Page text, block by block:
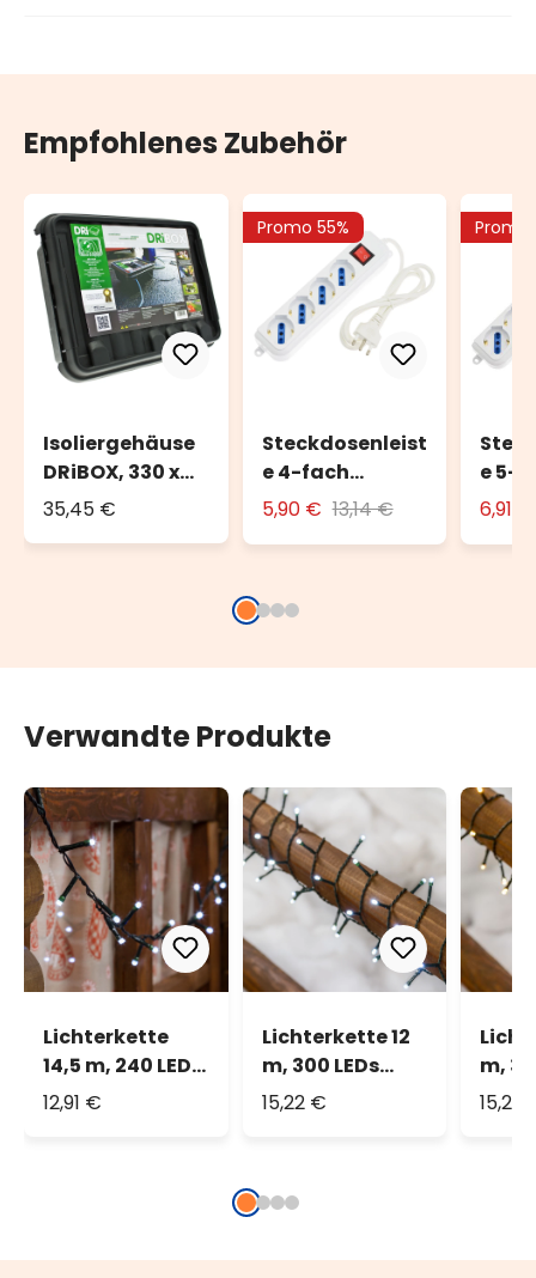
Empfohlenes Zubehör
Isoliergehäuse
DRiBOX, 330 x
230 x 140 mm,
35,45 €
Promo 55%
Steckdosenleist
e 4-fach
UNIVERSAL
5,90 € 13,14 €
Promo
e 5-
6,91
Verwandte Produkte
Lichterkette
14,5 m, 240 LEDs
kaltweiß
12,91 €
Lichterkette 12
m, 300 LEDs
kaltweiß
15,22 €
m,
15,22